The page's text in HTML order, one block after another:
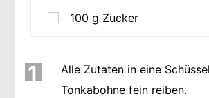
100 g Zucker
1
Alle Zutaten in eine
Tonkabohne fein reiben.